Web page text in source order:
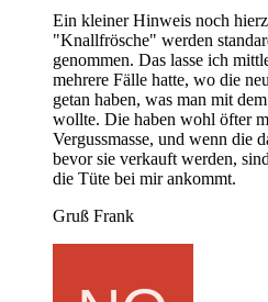
Ein kleiner Hinweis noch
"Knallfrösche" werden
genommen. Das lasse ich
mehrere Fälle hatte, wo die
getan haben, was man mit
wollte. Die haben wohl öfter
Vergussmasse, und wenn die
bevor sie verkauft werden,
die Tüte bei mir ankommt.
Gruß Frank